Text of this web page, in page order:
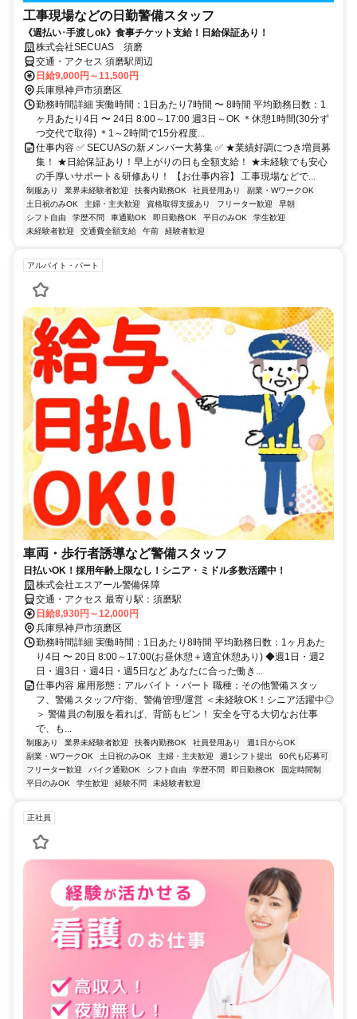
工事現場などの日勤警備スタッフ
《週払い･手渡しok》食事チケット支給！日給保証あり！
株式会社SECUAS 須磨
交通・アクセス 須磨駅周辺
日給9,000円～11,500円
兵庫県神戸市須磨区
勤務時間詳細 実働時間：1日あたり7時間 〜 8時間 平均勤務日数：1
ヶ月あたり4日 〜 24日 8:00～17:00 週3日～OK ＊休憩1時間(30分ず
つ交代で取得) ＊1～2時間で15分程度...
仕事内容 ✅ SECUASの新メンバー大募集 ✅ ★業績好調につき増員募
集！ ★日給保証あり！早上がりの日も全額支給！ ★未経験でも安心
の手厚いサポート＆研修あり！ 【お仕事内容】 工事現場などで...
制服あり 業界未経験者歓迎 扶養内勤務OK 社員登用あり
副業・WワークOK
土日祝のみOK
主婦・主夫歓迎 資格取得支援あり フリーター歓迎
早朝
シフト自由
学歴不問 車通勤OK 即日勤務OK 平日のみOK
学生歓迎
未経験者歓迎
交通費全額支給 午前 経験者歓迎
アルバイト・パート
車両・歩行者誘導など警備スタッフ
日払いOK！採用年齢上限なし！シニア・ミドル多数活躍中！
株式会社エスアール警備保障
交通・アクセス 最寄り駅：須磨駅
日給8,930円～12,000円
兵庫県神戸市須磨区
勤務時間詳細 実働時間：1日あたり8時間 平均勤務日数：1ヶ月あた
り4日 〜 20日 8:00～17:00(お昼休憩＋適宜休憩あり) ◆週1日・週2
日・週3日・週4日・週5日など あなたに合った働き...
仕事内容 雇用形態：アルバイト・パート 職種：その他警備スタッ
フ、警備スタッフ/守衛、警備管理/運営 ＜未経験OK！シニア活躍中◎
＞ 警備員の制服を着れば、背筋もピン！ 安全を守る大切なお仕事
で、も...
制服あり 業界未経験者歓迎 扶養内勤務OK 社員登用あり
週1日からOK
副業・WワークOK
土日祝のみOK 主婦・主夫歓迎 週1シフト提出
60代も応募可
フリーター歓迎
バイク通勤OK シフト自由 学歴不問 即日勤務OK
固定時間制
平日のみOK
学生歓迎 経験不問 未経験者歓迎
正社員